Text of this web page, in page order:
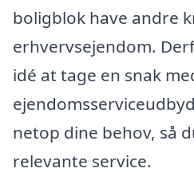
boligblok have andre
erhvervsejendom.
idé at tage en snak
netop dine behov, så
relevante service.